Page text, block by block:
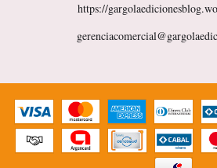
https://